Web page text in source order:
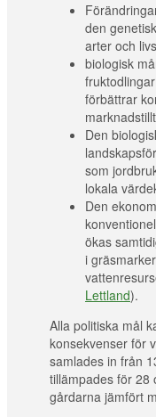
den
arter och
biologisk
förbättrar
Den
som
lokala
Den
ökas
i
Lettland).
Alla politiska mål
konsekvenser för
samlades in från
tillämpades för 28
gårdarna jämfört